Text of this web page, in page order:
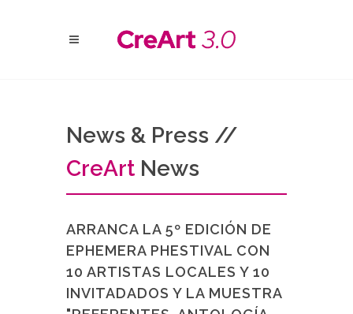
News & Press //
CreArt News
ARRANCA LA 5º EDICIÓN DE
EPHEMERA PHESTIVAL CON
10 ARTISTAS LOCALES Y 10
INVITADADOS Y LA MUESTRA